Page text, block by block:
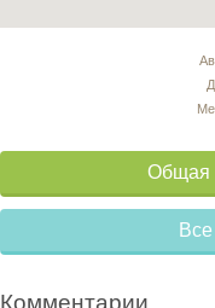
Общая
Комментарии